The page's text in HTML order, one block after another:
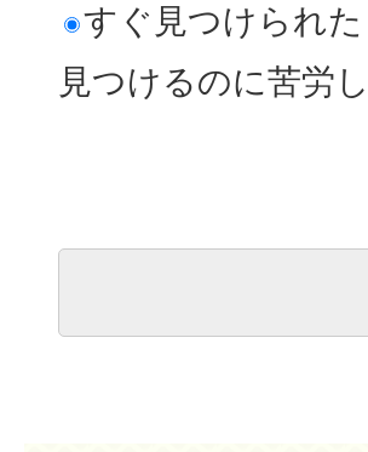
すぐ見つけられた
見つけるのに苦労